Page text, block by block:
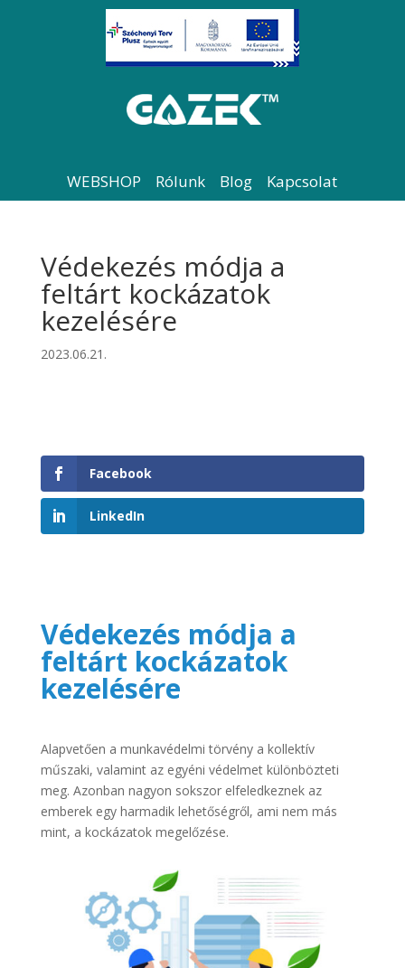
WEBSHOP Rólunk Blog Kapcsolat
Védekezés módja a
feltárt kockázatok
kezelésére
2023.06.21.
Facebook
LinkedIn
Védekezés módja a
feltárt kockázatok
kezelésére
Alapvetően a munkavédelmi törvény a kollektív
műszaki, valamint az egyéni védelmet különbözteti
meg. Azonban nagyon sokszor elfeledkeznek az
emberek egy harmadik lehetőségről, ami nem más
mint, a kockázatok megelőzése.